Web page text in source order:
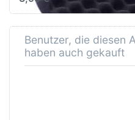
Benutzer, die diesen
haben auch gekauft